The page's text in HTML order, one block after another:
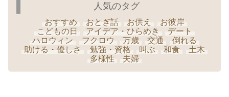
人気のタグ
おすすめ おとぎ話 お供え
お彼岸
こどもの日
アイデア・ひらめき
デート
ハロウィン
フクロウ 万歳 交通
倒れる
助ける・優しさ
勉強・資格 叫ぶ 和食
土木
多様性
夫婦